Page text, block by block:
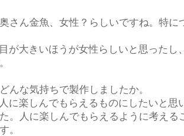
ん金魚、女性？らしいですね。特に
大きいほうが女性らしいと思ったし
な気持ちで製作しましたか。
楽しんでもらえるものにしたいと思
。人に楽しんでもらえるように考える
。